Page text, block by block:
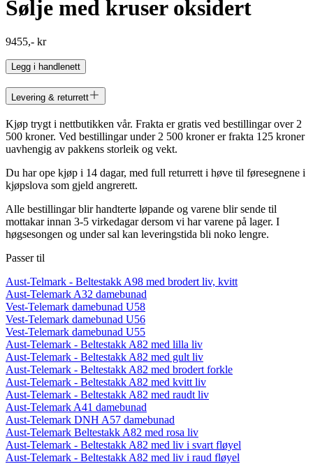
Sølje med kruser oksidert
9455,- kr
Legg i handlenett
Levering & returrett
Kjøp trygt i nettbutikken vår. Frakta er gratis ved bestillingar over 2
500 kroner. Ved bestillingar under 2 500 kroner er frakta 125 kroner
uavhengig av pakkens storleik og vekt.
Du har ope kjøp i 14 dagar, med full returrett i høve til føresegnene i
kjøpslova som gjeld angrerett.
Alle bestillingar blir handterte løpande og varene blir sende til
mottakar innan 3-5 virkedagar dersom vi har varene på lager. I
høgsesongen og under sal kan leveringstida bli noko lengre.
Passer til
Aust-Telmark - Beltestakk A98 med brodert liv, kvitt
Aust-Telemark A32 damebunad
Vest-Telemark damebunad U58
Vest-Telemark damebunad U56
Vest-Telemark damebunad U55
Aust-Telemark - Beltestakk A82 med lilla liv
Aust-Telemark - Beltestakk A82 med gult liv
Aust-Telemark - Beltestakk A82 med brodert forkle
Aust-Telemark - Beltestakk A82 med kvitt liv
Aust-Telemark - Beltestakk A82 med raudt liv
Aust-Telemark A41 damebunad
Aust-Telemark DNH A57 damebunad
Aust-Telemark Beltestakk A82 med rosa liv
Aust-Telemark - Beltestakk A82 med liv i svart fløyel
Aust-Telemark - Beltestakk A82 med liv i raud fløyel